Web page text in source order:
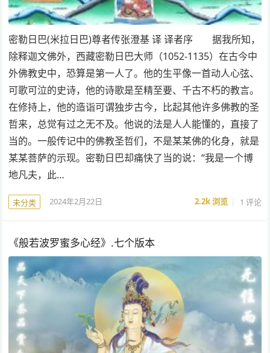
密勒日巴(米拉日巴)尊者传张澄基 译 译者序 据我所知，
除释迦文佛外，西藏密勒日巴大师（1052-1135）在古今中
外佛教史中，恐算是第一人了。他的生平像一首动人心弦、
可歌可泣的史诗，他的诗歌是至精至要、千古不朽的教言。
在修持上，他的造诣可谓独步古今，比起其他许多佛教的圣
哲来，总觉有过之无不及。他说的法是人人能懂的，直接了
当的。一般传记中的佛教圣哲们，不是某某佛的化身，就是
某某菩萨的示现。密勒日巴却痛快了当的说：“我是一个博
地凡夫，此…
未分类 2024年2月22日 2.2k浏览 1 评论
《般若波罗蜜多心经》.七个版本